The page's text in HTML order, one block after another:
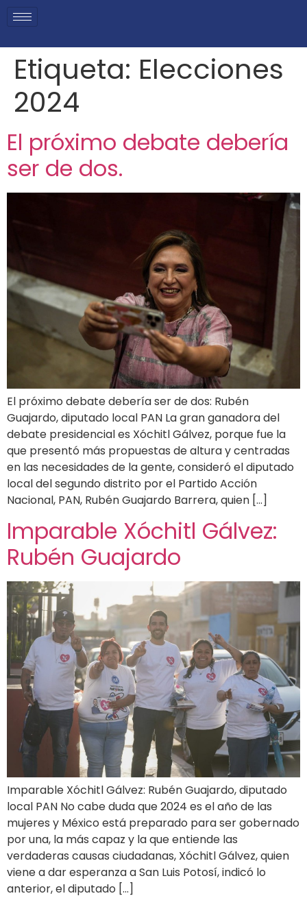
Etiqueta: Elecciones
2024
El próximo debate debería
ser de dos.
El próximo debate debería ser de dos: Rubén
Guajardo, diputado local PAN La gran ganadora del
debate presidencial es Xóchitl Gálvez, porque fue la
que presentó más propuestas de altura y centradas
en las necesidades de la gente, consideró el diputado
local del segundo distrito por el Partido Acción
Nacional, PAN, Rubén Guajardo Barrera, quien […]
Imparable Xóchitl Gálvez:
Rubén Guajardo
Imparable Xóchitl Gálvez: Rubén Guajardo, diputado
local PAN No cabe duda que 2024 es el año de las
mujeres y México está preparado para ser gobernado
por una, la más capaz y la que entiende las
verdaderas causas ciudadanas, Xóchitl Gálvez, quien
viene a dar esperanza a San Luis Potosí, indicó lo
anterior, el diputado […]